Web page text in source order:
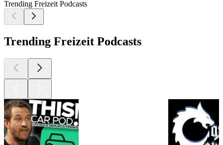
Trending Freizeit Podcasts
Trending Freizeit Podcasts